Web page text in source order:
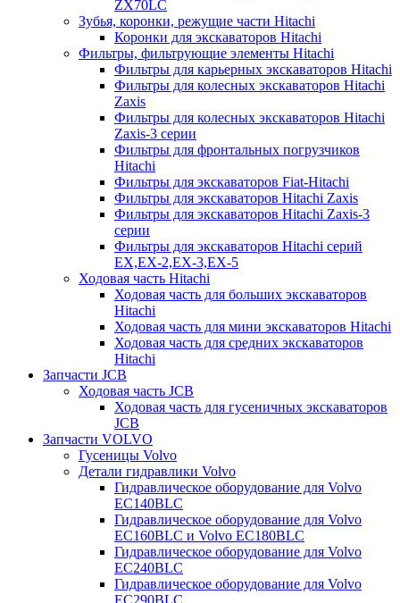
ZX70LC
Зубья, коронки, режущие части Hitachi
Коронки для экскаваторов Hitachi
Фильтры, фильтрующие элементы Hitachi
Фильтры для карьерных экскаваторов Hitachi
Фильтры для колесных экскаваторов Hitachi
Zaxis
Фильтры для колесных экскаваторов Hitachi
Zaxis-3 серии
Фильтры для фронтальных погрузчиков
Hitachi
Фильтры для экскаваторов Fiat-Hitachi
Фильтры для экскаваторов Hitachi Zaxis
Фильтры для экскаваторов Hitachi Zaxis-3
серии
Фильтры для экскаваторов Hitachi серий
EX,EX-2,EX-3,EX-5
Ходовая часть Hitachi
Ходовая часть для больших экскаваторов
Hitachi
Ходовая часть для мини экскаваторов Hitachi
Ходовая часть для средних экскаваторов
Hitachi
Запчасти JCB
Ходовая часть JCB
Ходовая часть для гусеничных экскаваторов
JCB
Запчасти VOLVO
Гусеницы Volvo
Детали гидравлики Volvo
Гидравлическое оборудование для Volvo
EC140BLC
Гидравлическое оборудование для Volvo
EC160BLC и Volvo EC180BLC
Гидравлическое оборудование для Volvo
EC240BLC
Гидравлическое оборудование для Volvo
EC290BLC